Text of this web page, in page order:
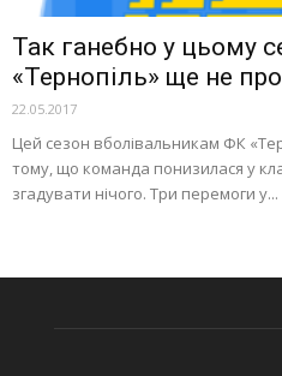
Так ганебно у цьому
«Тернопіль» ще не
22.05.2017
Цей сезон вболівальникам ФК
тому, що команда понизилася у
згадувати нічого. Три перемоги у...